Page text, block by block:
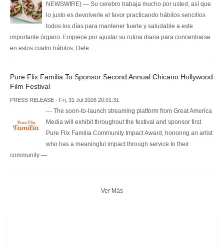
NEWSWIRE) — Su cerebro trabaja mucho por usted, así que
lo justo es devolverle el favor practicando hábitos sencillos
todos los días para mantener fuerte y saludable a este
importante órgano. Empiece por ajustar su rutina diaria para concentrarse
en estos cuatro hábitos. Dele …
Pure Flix Familia To Sponsor Second Annual Chicano Hollywood
Film Festival
PRESS RELEASE - Fri, 31 Jul 2026 20:01:31
— The soon-to-launch streaming platform from Great America
Media will exhibit throughout the festival and sponsor first
Pure Flix Familia Community Impact Award, honoring an artist
who has a meaningful impact through service to their
community —
Ver Más